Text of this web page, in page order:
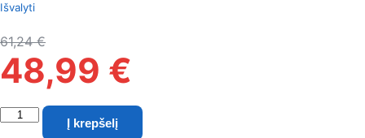
Išvalyti
61,24€
48,99 €
produkto
Į krepšelį